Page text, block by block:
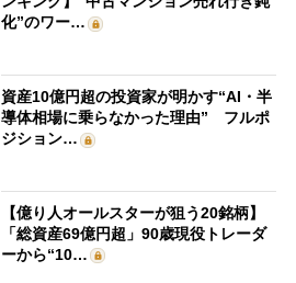
化”のワー…
資産10億円超の投資家が明かす“AI・半
導体相場に乗らなかった理由” フルポ
ジション…
【億り人オールスターが狙う20銘柄】
「総資産69億円超」90歳現役トレーダ
ーから“10…